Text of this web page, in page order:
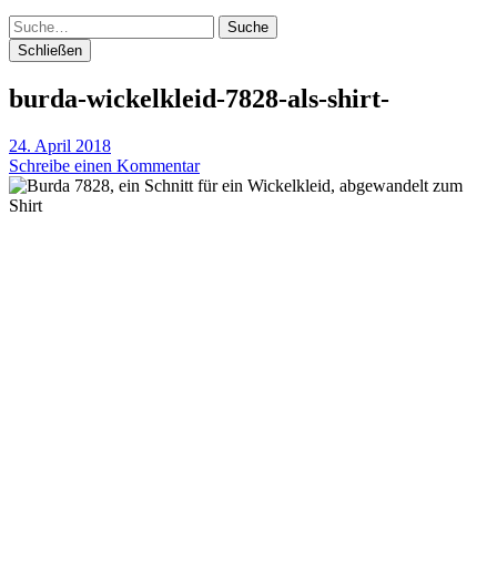
Suche
Schließen
burda-wickelkleid-7828-als-shirt-
24. April 2018
Schreibe einen Kommentar